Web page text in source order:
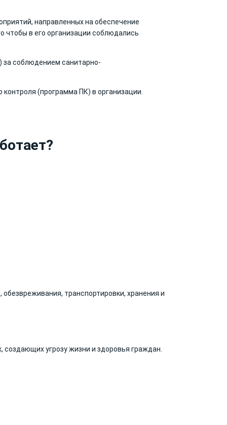
направленных на обеспечение
чтобы в его организации соблюдались
за соблюдением санитарно-
(программа ПК) в организации.
транспортировки, хранения и
угрозу жизни и здоровья граждан.